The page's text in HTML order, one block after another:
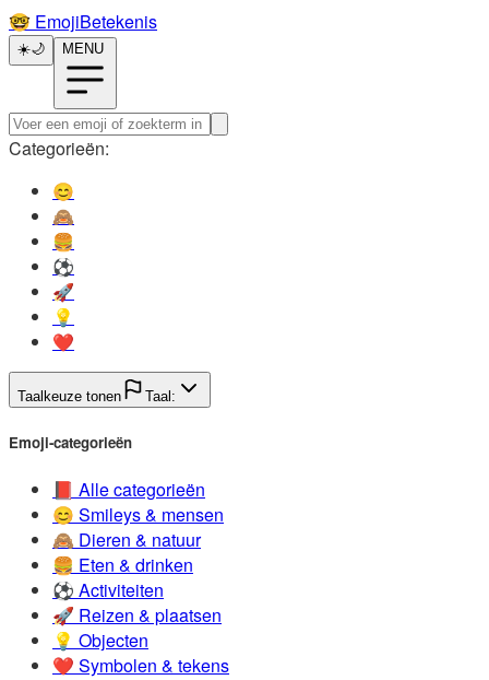
🤓️ EmojiBetekenis
☀️🌙 MENU
Categorieën:
😊️
🙈️
🍔️
⚽️
🚀️
💡️
❤️
Taalkeuze tonen Taal:
Emoji-categorieën
📕️ Alle categorieën
😊️ Smileys & mensen
🙈️ Dieren & natuur
🍔️ Eten & drinken
⚽️ Activiteiten
🚀️ Reizen & plaatsen
💡️ Objecten
❤️ Symbolen & tekens